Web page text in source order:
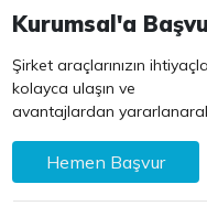
Kurumsal'a
Şirket araçlarınızın
kolayca ulaşın ve
avantajlardan yararlanarak
Hemen Başvur